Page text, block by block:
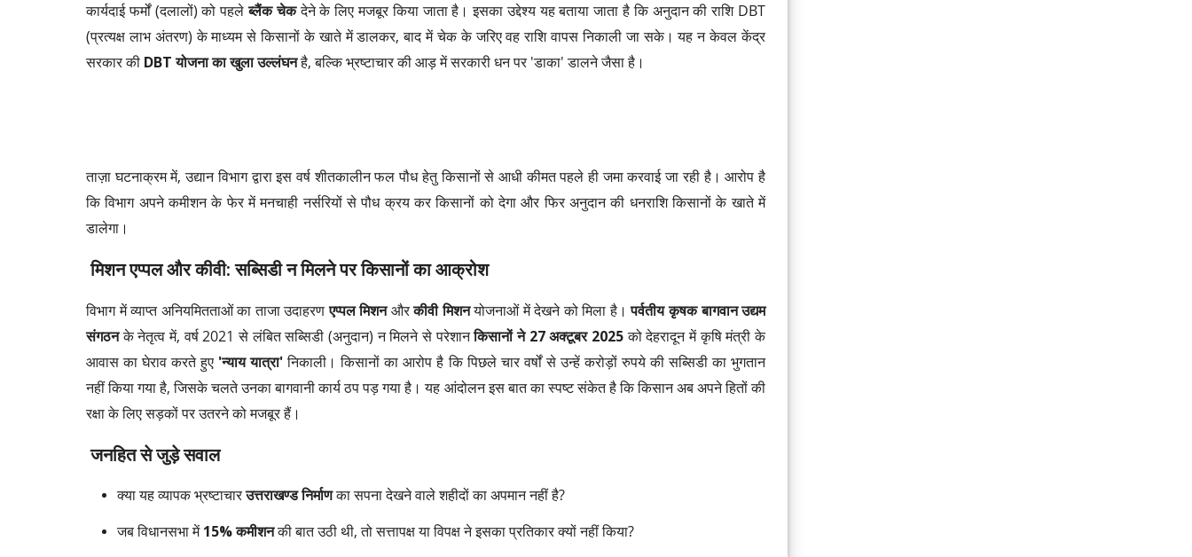
कार्यदाई फर्मों (दलालों) को पहलेब्लैंक चेकदेने के लिए मजबूर किया जाता है। इसका उद्देश्य यह बताया जाता है कि अनुदान की राशि DBT
(प्रत्यक्ष लाभ अंतरण) के माध्यम से किसानों के खाते में डालकर, बाद में चेक के जरिए वह राशि वापस निकाली जा सके। यह न केवल केंद्र
सरकार की DBT योजना का खुला उल्लंघनहै, बल्कि भ्रष्टाचार की आड़ में सरकारी धन पर 'डाका' डालने जैसा है।
ताज़ा घटनाक्रम में, उद्यान विभाग द्वारा इस वर्ष शीतकालीन फल पौध हेतु किसानों से आधी कीमत पहले ही जमा करवाई जा रही है। आरोप है
कि विभाग अपने कमीशन के फेर में मनचाही नर्सरियों से पौध क्रय कर किसानों को देगा और फिर अनुदान की धनराशि किसानों के खाते में
डालेगा।
मिशन एप्पल और कीवी: सब्सिडी न मिलने पर किसानों का आक्रोश
विभाग में व्याप्त अनियमितताओं का ताजा उदाहरणएप्पल मिशनऔरकीवी मिशनयोजनाओं में देखने को मिला है।पर्वतीय कृषक बागवान उद्यम
संगठनके नेतृत्व में, वर्ष 2021 से लंबित सब्सिडी (अनुदान) न मिलने से परेशानकिसानों ने 27 अक्टूबर 2025को देहरादून में कृषि मंत्री के
आवास का घेराव करते हुए 'न्याय यात्रा'निकाली। किसानों का आरोप है कि पिछले चार वर्षों से उन्हें करोड़ों रुपये की सब्सिडी का भुगतान
नहीं किया गया है, जिसके चलते उनका बागवानी कार्य ठप पड़ गया है। यह आंदोलन इस बात का स्पष्ट संकेत है कि किसान अब अपने हितों की
रक्षा के लिए सड़कों पर उतरने को मजबूर हैं।
जनहित से जुड़े सवाल
क्या यह व्यापक भ्रष्टाचारउत्तराखण्ड निर्माणका सपना देखने वाले शहीदों का अपमान नहीं है?
जब विधानसभा में15% कमीशनकी बात उठी थी, तो सत्तापक्ष या विपक्ष ने इसका प्रतिकार क्यों नहीं किया?